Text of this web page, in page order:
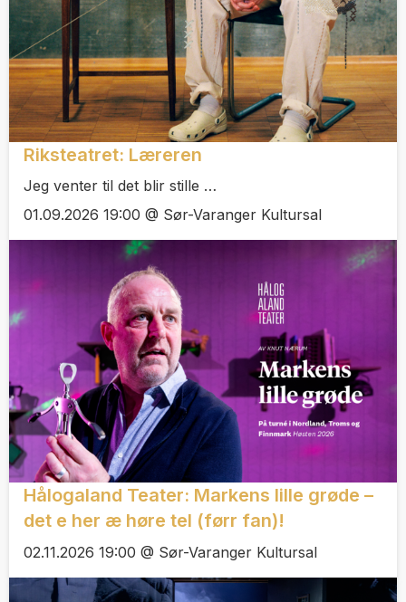
Riksteatret: Læreren
Jeg venter til det blir stille …
01.09.2026 19:00 @ Sør-Varanger Kultursal
Hålogaland Teater: Markens lille grøde –
det e her æ høre tel (førr fan)!
02.11.2026 19:00 @ Sør-Varanger Kultursal